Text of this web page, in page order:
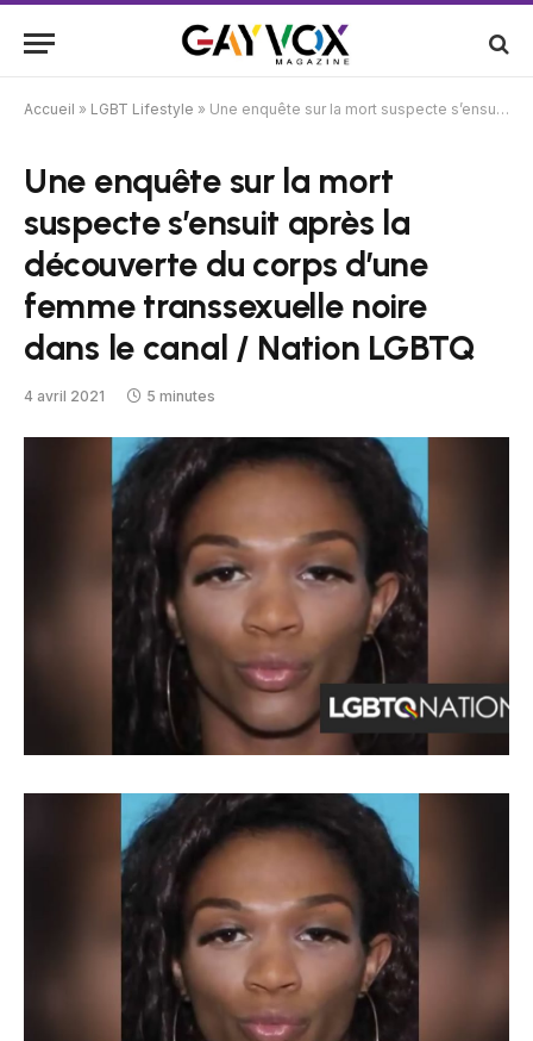
Accueil » LGBT Lifestyle » Une enquête sur la mort suspecte s’ensuit après la découverte du corps d’une femme transsexuelle noire dans le canal / Nation LGBTQ
Une enquête sur la mort
suspecte s’ensuit après la
découverte du corps d’une
femme transsexuelle noire
dans le canal / Nation LGBTQ
4 avril 2021 5 minutes